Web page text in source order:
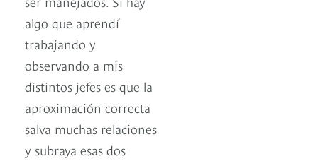
algo que aprendí
trabajando y
observando a mis
distintos jefes es que la
aproximación correcta
salva muchas relaciones
y subraya esas dos